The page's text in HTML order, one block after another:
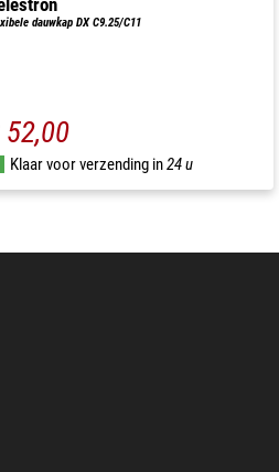
dauwkap DX C9.25/C11
52,00
Klaar voor verzending in24 u